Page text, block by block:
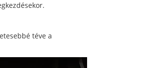
téve a